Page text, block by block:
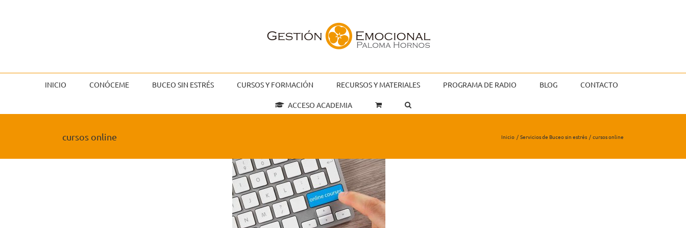
INICIO CONÓCEME BUCEO SIN ESTRÉS CURSOS Y FORMACIÓN RECURSOS Y MATERIALES PROGRAMA DE RADIO BLOG CONTACTO
ACCESO ACADEMIA
cursos online Inicio Servicios de Buceo sin estrés cursos online